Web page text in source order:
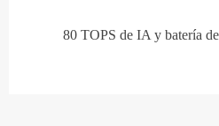
80 TOPS de IA y batería